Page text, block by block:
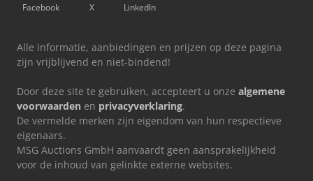
Facebook X LinkedIn
Alle informatie, aanbiedingen en prijzen op deze pagina
zijn vrijblijvend en niet-bindend!
Door deze site te gebruiken, accepteert u onze algemene
voorwaarden en privacyverklaring.
De vermelde merken zijn eigendom van hun respectieve
eigenaars.
MSG Auctions GmbH aanvaardt geen aansprakelijkheid
voor de inhoud van gelinkte externe websites.